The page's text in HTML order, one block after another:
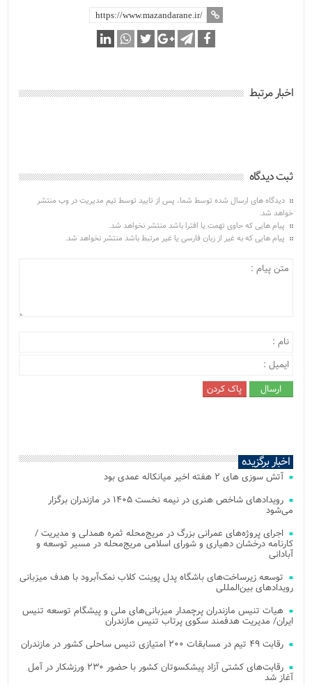
اخبار مرتبط
ثبت دیدگاه
دیدگاه های ارسال شده توسط شما، پس از تایید توسط تیم مدیریت در وب منتشر
خواهد شد.
پیام هایی که حاوی تهمت یا افترا باشد منتشر نخواهد شد.
پیام هایی که به غیر از زبان فارسی یا غیر مرتبط باشد منتشر نخواهد شد.
اخبار برگزیده
آتش‌ سوزی‌ های ۲ هفته اخیر میانکاله عمدی بود
رویدادهای شاخص هنری در نیمه نخست ۱۴۰۵ در مازندران برگزار
می‌شود
اجرای پروژه‌های عمرانی بزرگ در مریج‌محله ثمره همدلی و مدیریت /
کارنامه درخشان دهیاری و شورای اسلامی مریج‌محله در مسیر توسعه و
آبادانی
توسعه زیرساخت‌های باشگاه پدل پوینت کلاب نمک‌آبرود با هدف میزبانی
رویدادهای بین‌المللی
هیات تنیس مازندران پرچمدار میزبانی‌های ملی و پیشگام توسعه تنیس
ایران/ مدیریت هدفمند سکوی پرتاب تنیس مازندران
رقابت ۴۹ تیم در مسابقات ۲۰۰ امتیازی تنیس ساحلی کشور در مازندران
رقابت‌های کشتی آزاد پیشکسوتان کشور با حضور ۲۳۰ ورزشکار در آمل
آغاز شد